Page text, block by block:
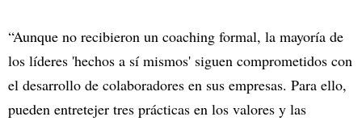
“Aunque no recibieron un coaching formal, la mayoría de
los líderes 'hechos a sí mismos' siguen comprometidos con
el desarrollo de colaboradores en sus empresas. Para ello,
pueden entretejer tres prácticas en los valores y las